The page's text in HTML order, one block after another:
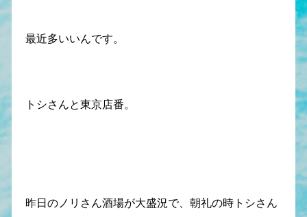
最近多いいんです。
トシさんと東京店番。
昨日のノリさん酒場が大盛況で、朝礼の時トシさん